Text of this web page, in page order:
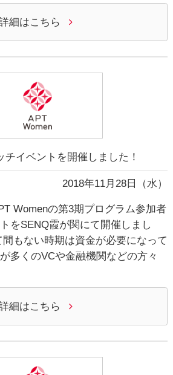
細はこちら
イベントを開催しました！
2018年11月28日（水）
Womenの第3期プログラム参加者
をSENQ霞が関にて開催しまし
もない時期は資金が必要になって
多くのVCや金融機関などの方々
細はこちら